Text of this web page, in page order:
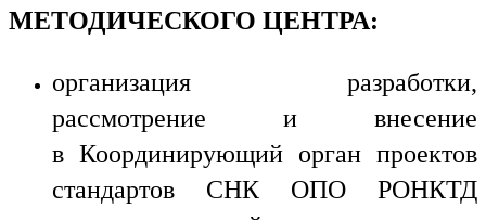
МЕТОДИЧЕСКОГО ЦЕНТРА:
организация разработки,
рассмотрение и внесение
в Координирующий орган проектов
стандартов СНК ОПО РОНКТД